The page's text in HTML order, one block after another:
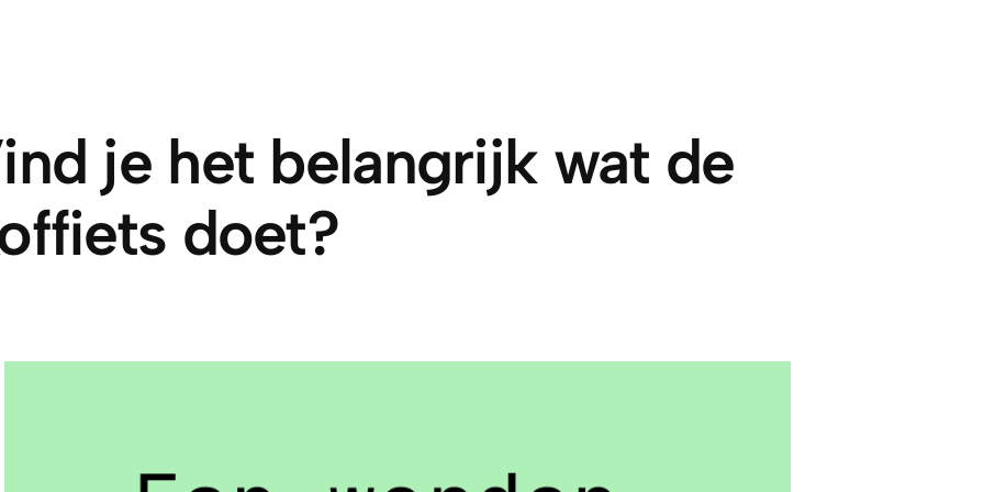
je het belangrijk wat de
doet?